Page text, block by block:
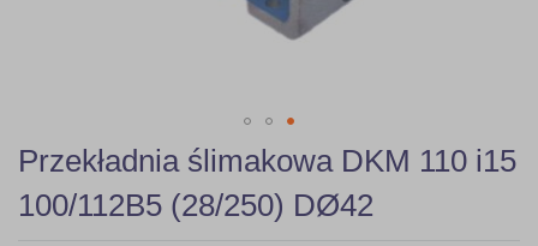
Skip
to
the
beginning
Przekładnia ślimakowa DKM 110 i15
100/112B5 (28/250) DØ42